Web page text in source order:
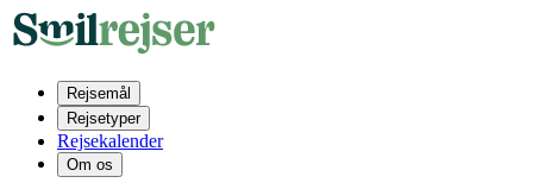
Rejsemål
Rejsetyper
Rejsekalender
Om os